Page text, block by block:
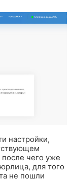
настройки,
после чего уже
для того
не пошли